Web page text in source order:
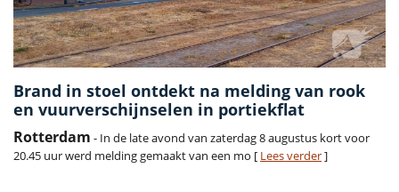
Brand in stoel ontdekt na melding van rook
en vuurverschijnselen in portiekflat
Rotterdam - In de late avond van zaterdag 8 augustus kort voor
20.45 uur werd melding gemaakt van een mo [ Lees verder]